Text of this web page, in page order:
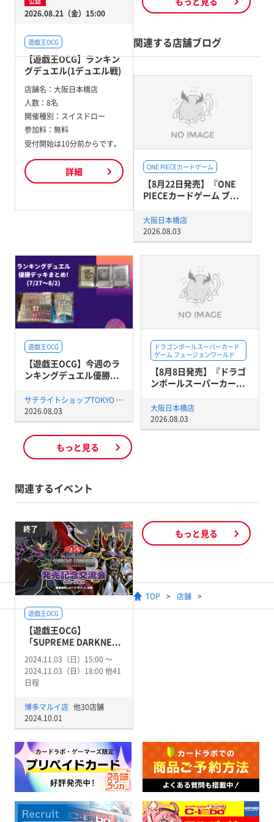
2026.08.21（金）15:00
遊戯王OCG
【遊戯王OCG】ランキン
グデュエル(1デュエル戦)
店舗名： 大阪日本橋店
人数： 8名
開催種別： スイスドロー
参加料： 無料
受付開始は10分前からです。
詳細
関連する店舗ブログ
ONE PIECEカードゲーム
【8月22日発売】『ONE
PIECEカードゲーム ブ...
大阪日本橋店
2026.08.03
ドラゴンボールスーパーカード
ゲーム フュージョンワールド
【8月8日発売】『ドラゴ
ンボールスーパーカー...
大阪日本橋店
2026.08.03
遊戯王OCG
【遊戯王OCG】今週のラ
ンキングデュエル優勝...
サテライトショップTOKYO 秋葉原店
2026.08.03
もっと見る
関連するイベント
終了
遊戯王OCG
【遊戯王OCG】
「SUPREME DARKNE...
2024.11.03（日）15:00 〜
2024.11.03（日）18:00 他41
日程
博多マルイ店 他30店舗
2024.10.01
もっと見る
TOP 店舗